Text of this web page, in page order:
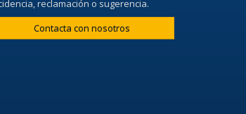
reclamación o sugerencia.
Contacta con nosotros